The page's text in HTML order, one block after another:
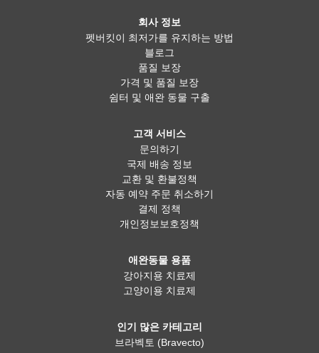
회사 정보
펫버킷이 최저가를 유지하는 방법
블로그
품질 보장
가격 및 품질 보장
쉼터 및 애완 동물 구출
고객 서비스
문의하기
국제 배송 정보
교환 및 환불정책
자동 예약 주문 취소하기
결제 정책
개인정보보호정책
애완동물 용품
강아지용 치료제
고양이용 치료제
인기 많은 카테고리
브라벡토 (Bravecto)